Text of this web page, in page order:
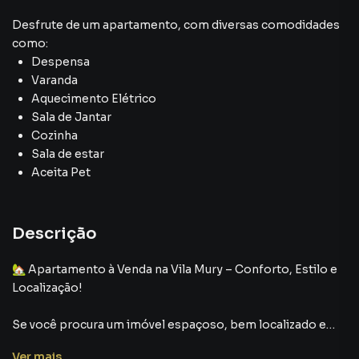
Desfrute de um apartamento, com diversas comodidades
como:
Despensa
Varanda
Aquecimento Elétrico
Sala de Jantar
Cozinha
Sala de estar
Aceita Pet
Descrição
🏡 Apartamento à Venda na Vila Mury – Conforto, Estilo e
Localização!
Se você procura um imóvel espaçoso, bem localizado e